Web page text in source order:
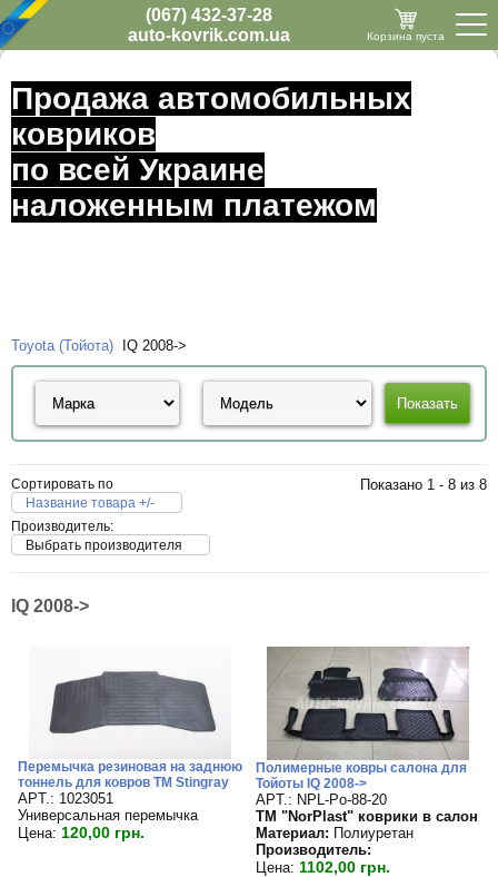
(067) 432-37-28
auto-kovrik.com.ua
Корзина пуста
Продажа автомобильных
ковриков
по всей Украине
наложенным платежом
Toyota (Тойота) IQ 2008->
Сортировать по
Название товара +/-
Производитель:
Выбрать производителя
Показано 1 - 8 из 8
IQ 2008->
Перемычка резиновая на заднюю
тоннель для ковров TM Stingray
APT.: 1023051
Универсальная перемычка
Цена: 120,00 грн.
Полимерные ковры салона для
Тойоты IQ 2008->
APT.: NPL-Po-88-20
TM "NorPlast" коврики в салон
Материал: Полиуретан
Производитель:
Цена: 1102,00 грн.